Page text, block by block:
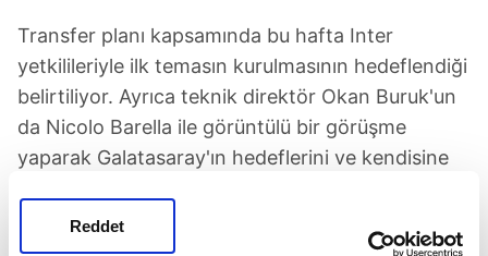
Reddet
Transfer planı kapsamında bu hafta Inter
yetkilileriyle ilk temasın kurulmasının hedeflendiği
belirtiliyor. Ayrıca teknik direktör Okan Buruk'un
da Nicolo Barella ile görüntülü bir görüşme
yaparak Galatasaray'ın hedeflerini ve kendisine
İtalya Milli Takımı'nın değişmez isimlerinden biri